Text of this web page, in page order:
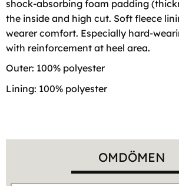
shock-absorbing foam padding
the inside and high cut. Soft fleece
wearer comfort. Especially hard-
with reinforcement at heel area.
Outer: 100% polyester
Lining: 100% polyester
OMDÖMEN